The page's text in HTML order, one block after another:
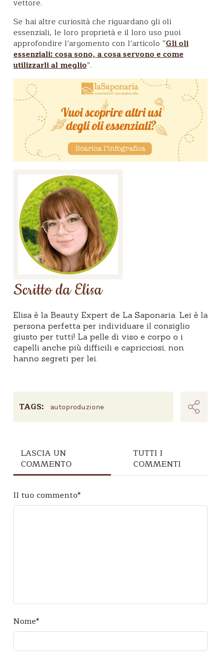
vettore.
Se hai altre curiosità che riguardano gli oli
essenziali, le loro proprietà e il loro uso puoi
approfondire l’argomento con l’articolo “Gli oli
essenziali: cosa sono, a cosa servono e come
utilizzarli al meglio”.
Scritto da Elisa
Elisa è la Beauty Expert de La Saponaria. Lei è la
persona perfetta per individuare il consiglio
giusto per tutti! La pelle di viso e corpo o i
capelli anche più difficili e capricciosi, non
hanno segreti per lei.
TAGS: autoproduzione
LASCIA UN
COMMENTO
TUTTI I
COMMENTI
Nome*
Il tuo commento*